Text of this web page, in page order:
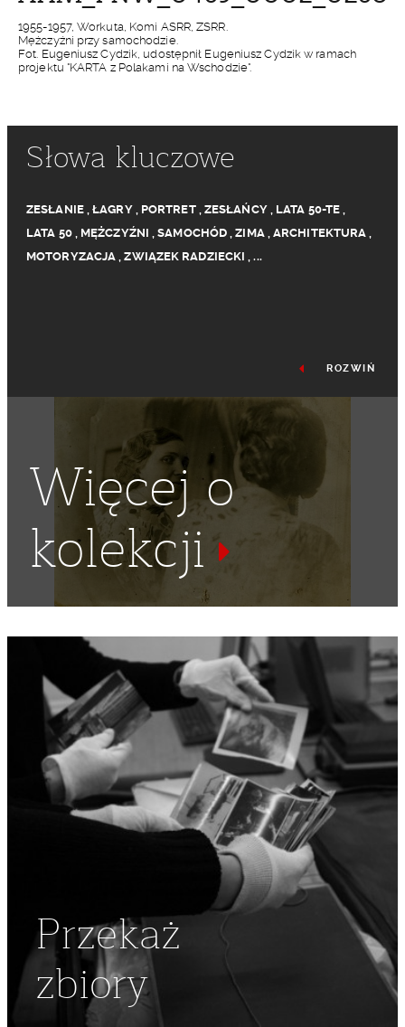
1955-1957, Workuta, Komi ASRR, ZSRR.
Mężczyźni przy samochodzie.
Fot. Eugeniusz Cydzik, udostępnił Eugeniusz Cydzik w ramach
projektu "KARTA z Polakami na Wschodzie".
Słowa kluczowe
ZESŁANIE,ŁAGRY, PORTRET, ZESŁAŃCY, LATA 50-TE ,
LATA 50, MĘŻCZYŹNI ,SAMOCHÓD ,ZIMA,ARCHITEKTURA ,
MOTORYZACJA ,ZWIĄZEK RADZIECKI ,...
MODA, MUNDUR SYBERIA MĘŻCZYZNA
REPRESJONOWANI
REPRESJE SOWIECKIE
ROZWIŃ
Więcej o
kolekcji
Przekaż
zbiory